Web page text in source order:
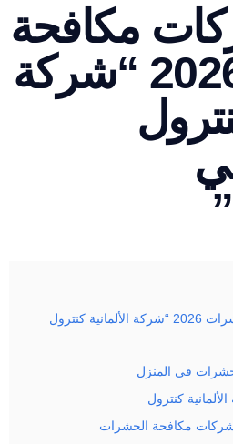
مكافحة
حشرات 2026 “شركة
أفضل شركات مكافحة حشرات 2026 “شركة الألمانية كنترول
في المنزل
كنترول
مكافحة الحشرات